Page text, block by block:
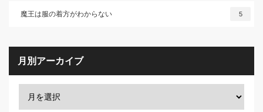
魔王は服の着方がわからない 5
月別アーカイブ